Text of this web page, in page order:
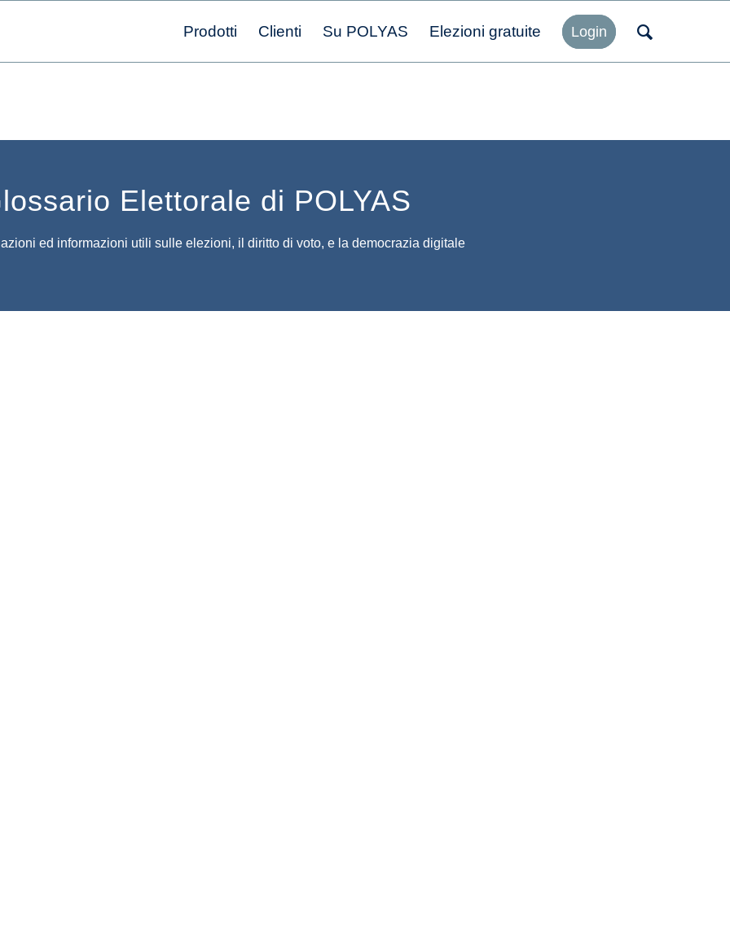
Prodotti Clienti Su POLYAS Elezioni gratuite Login
Elettorale di POLYAS
ed informazioni utili sulle elezioni, il diritto di voto, e la democrazia digitale